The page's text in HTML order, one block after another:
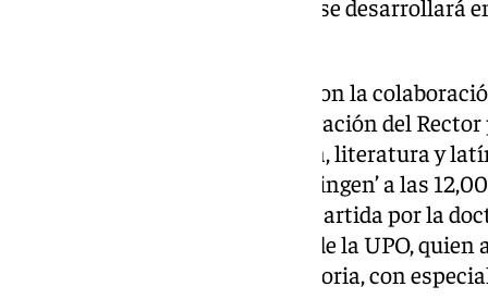
en carreras STEM. La actividad se desarrollará
La Facultad de Humanidades, con la
y el apoyo financiero de la Delegación del
organiza la conferencia ‘Ciencia, literatura y
Gandersheim e Hildegarda de Bingen’ a las
Edificio 6. La ponencia será impartida por la
catedrática de Filología Latina de la UPO,
en la ciencia a lo largo de la historia, con